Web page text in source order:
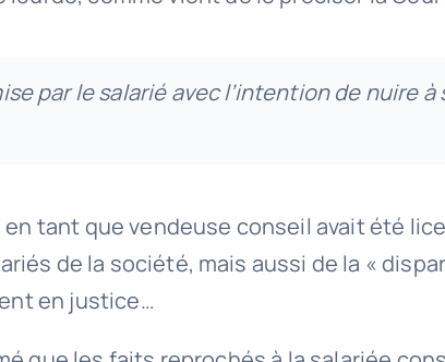
par le salarié avec l’intention de nuire
tant que vendeuse conseil avait été
de la société, mais aussi de la «
en justice…